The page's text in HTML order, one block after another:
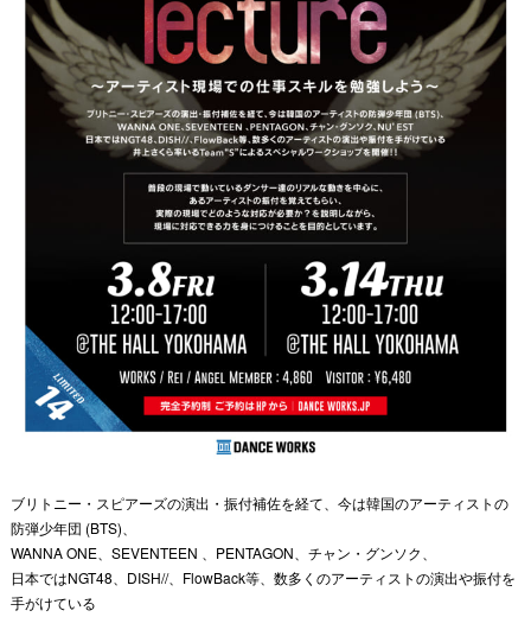
ブリトニー・スピアーズの演出・振付補佐を経て、今は韓国のアーティストの
防弾少年団 (BTS)、
WANNA ONE、SEVENTEEN 、PENTAGON、チャン・グンソク、
日本ではNGT48、DISH//、FlowBack等、数多くのアーティストの演出や振付を
手がけている